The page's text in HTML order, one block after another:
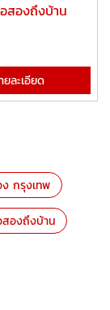
สองถึงบ้าน
ยละเอียด
กรุงเทพ
องถึงบ้าน